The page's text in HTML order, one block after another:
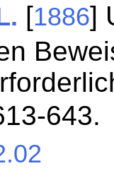
[1886]
643.